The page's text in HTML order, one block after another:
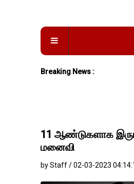
Breaking News :
11 ஆண்டுகளாக
மனைவி
by Staff / 02-03-2023